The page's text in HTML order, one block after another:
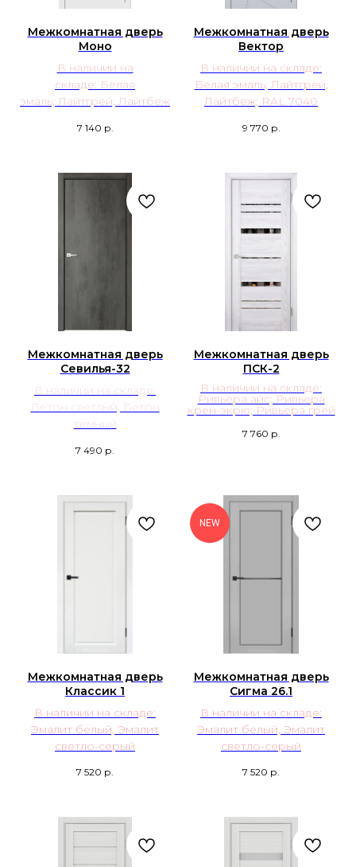
Межкомнатная дверь
Моно
В наличии на
складе: Белая
эмаль; Лайтгрей; Лайтбеж
7 140 р.
Межкомнатная дверь
Вектор
В наличии на складе:
Белая эмаль; Лайтгрей;
Лайтбеж; RAL 7040
9 770 р.
Межкомнатная дверь
Севилья-32
В наличии на складе:
Бетон светлый, Бетон
темный
7 490 р.
Межкомнатная дверь
ПСК-2
В наличии на складе:
Ривьера айс; Ривьера
крен-экрю; Ривьера грей
7 760 р.
Межкомнатная дверь
Классик 1
В наличии на складе:
Эмалит белый, Эмалит
светло-серый
7 520 р.
NEW
Межкомнатная дверь
Сигма 26.1
В наличии на складе:
Эмалит белый, Эмалит
светло-серый
7 520 р.